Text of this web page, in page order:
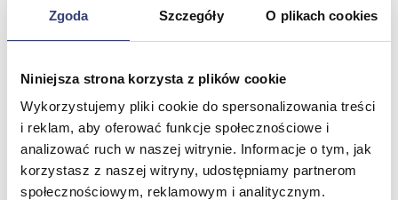
Zgoda Szczegóły O plikach cookies
Niniejsza strona korzysta z plików cookie
Wykorzystujemy pliki cookie do spersonalizowania treści
i reklam, aby oferować funkcje społecznościowe i
analizować ruch w naszej witrynie. Informacje o tym, jak
korzystasz z naszej witryny, udostępniamy partnerom
społecznościowym, reklamowym i analitycznym.
Meble medyczne
Pielęgnacja mebli
Taborety i krzesła
Stoły
Fotele
Zobacz wszystko